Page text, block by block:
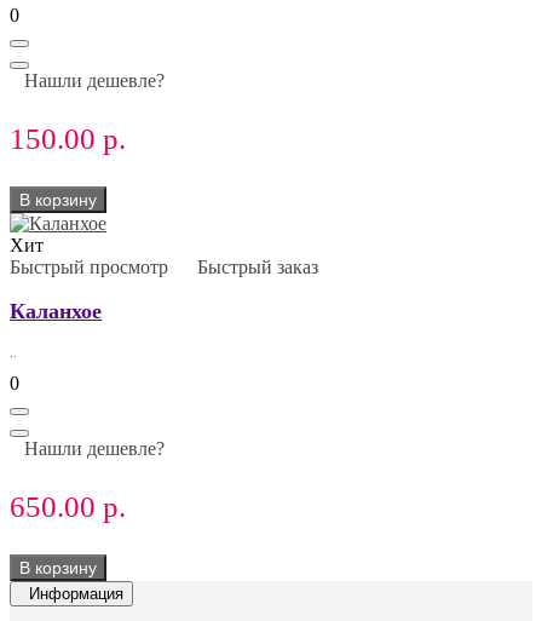
0
Нашли дешевле?
150.00 р.
В корзину
Хит
Быстрый просмотр
Быстрый заказ
Каланхое
0
Нашли дешевле?
650.00 р.
В корзину
Информация